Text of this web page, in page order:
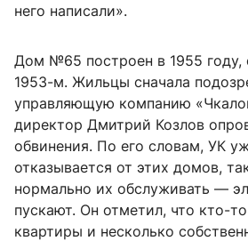
него написали».
Дом №65 построен в 1955
1953-м. Жильцы сначала
управляющую компанию
директор Дмитрий Козлов
обвинения. По его словам, УК
отказывается от этих домов,
нормально их обслуживать —
пускают. Он отметил, что кто-
квартиры и несколько